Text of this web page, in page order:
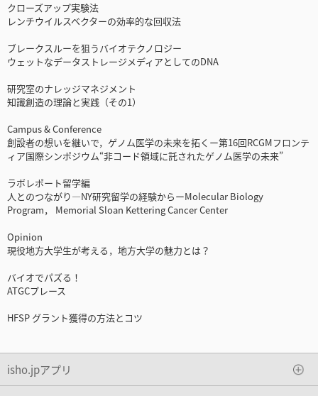
クローズアップ実験法
レンチウイルスベクターの効率的な回収法
ブレークスルーを狙うバイオテクノロジー
ウェットなデータストレージメディアとしてのDNA
研究室のナレッジマネジメント
知識創造の理論と実践（その1）
Campus & Conference
創設者の想いを継いで，ゲノム医学の未来を拓くー第16回RCGMフロンテ
ィア国際シンポジウム“非コード領域に託されたゲノム医学の未来”
ラボレポート留学編
人とのつながり―NY研究留学の経験からーMolecular Biology
Program， Memorial Sloan Kettering Cancer Center
Opinion
現役地方大学生が考える，地方大学の魅力とは？
バイオでパズる！
ATGCプレース
HFSP グラント獲得の方法とコツ
isho.jpアプリ